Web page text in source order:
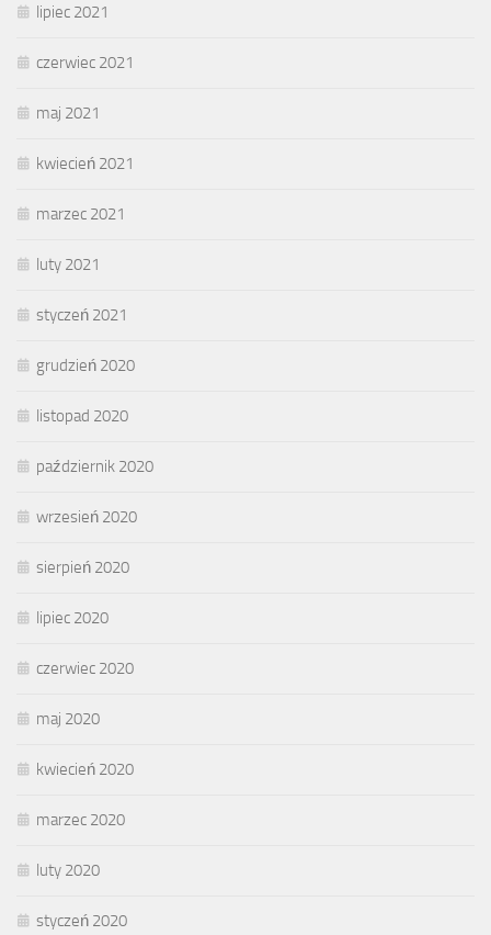
lipiec 2021
czerwiec 2021
maj 2021
kwiecień 2021
marzec 2021
luty 2021
styczeń 2021
grudzień 2020
listopad 2020
październik 2020
wrzesień 2020
sierpień 2020
lipiec 2020
czerwiec 2020
maj 2020
kwiecień 2020
marzec 2020
luty 2020
styczeń 2020